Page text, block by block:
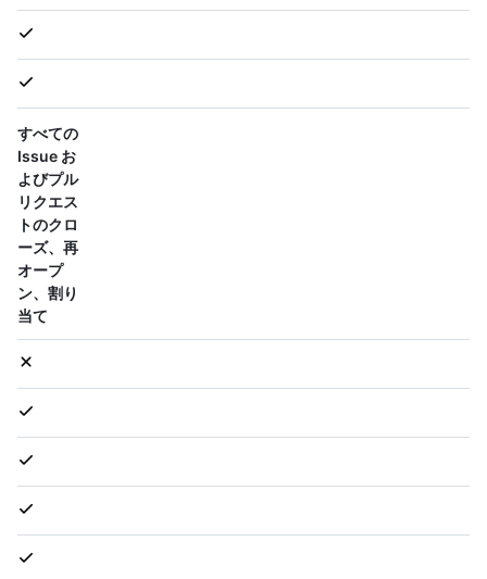
すべての
Issue お
よびプル
リクエス
トのクロ
ーズ、再
オープ
ン、割り
当て